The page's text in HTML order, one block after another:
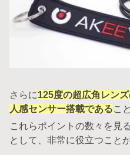
さらに125度の超広角レンズ
人感センサー搭載であるこ
これらポイントの数々を見
として、非常に役立つこと